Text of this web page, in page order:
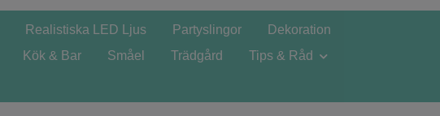
Realistiska LED Ljus Partyslingor
Dekoration
Kök & Bar Småel Trädgård
Tips & Råd